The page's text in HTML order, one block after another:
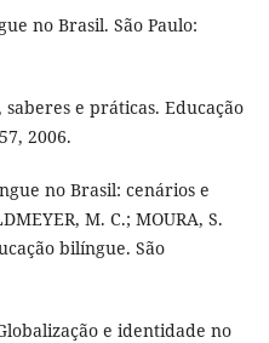
no Brasil. São Paulo:
saberes e práticas. Educação
2006.
no Brasil: cenários e
M. C.; MOURA, S.
bilíngue. São
e identidade no